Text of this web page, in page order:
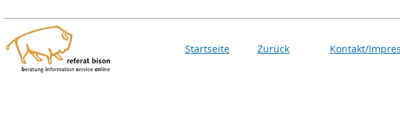
Startseite Zurück Kontakt/